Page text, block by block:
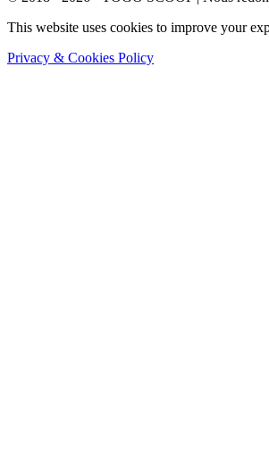
This website uses cookies to improve your
Privacy & Cookies Policy